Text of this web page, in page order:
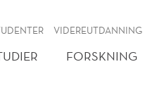
VIDEREUTDANNING
FORSKNING